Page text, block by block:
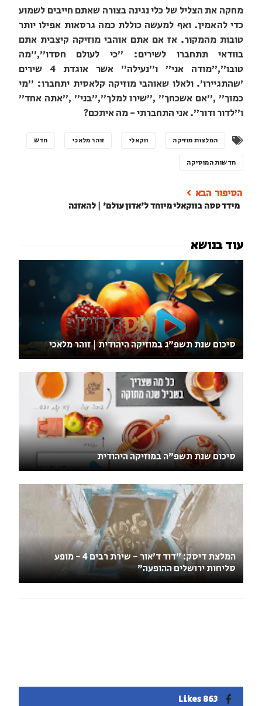
מחקה את הצליל של כלי נגינה בצורה שאתם חייבים לשמוע
כדי להאמין. ואף למעשה כוללת כמה גרסאות אפילו יותר
טובות מהמקור. אז אם אתם אוהבי מוזיקה קיצבית אתם
בוודאי תתחברו לשירים: "כי לעולם חסדו","מה
טובו","מודה אני" ו"נעילה" אשר אוגדת 4 שירים
'שהתגיירו'. ולאלו שאוהבי מוזיקה קלאסית יתחברו: "מי
כמוך" ,"אם אשכחך" ,"שירו למלך","בני" ,"אתה אחד"
ו"לדור ודור". אני התחברתי - מה איתכם?
המלצות מוזיקה ווקאלי זוהר מלאכי חדש
חדשות המוסיקה
מידד טסה בווקאלי מיוחד ל'אדון עולם' | להאזנה
סיכום שנת תשפ"ג במוזיקה היהודית | זוהר מלאכי
סיכום שנת תשפ"ה במוזיקה היהודית
המלצת דיסק: "דוד ד'אור - שירת רבים 4 - מופע
סליחות ירושלים ההופעה"
863 Likes